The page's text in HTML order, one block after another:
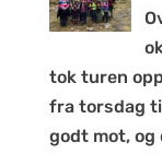
tok turen
fra torsdag
godt mot,